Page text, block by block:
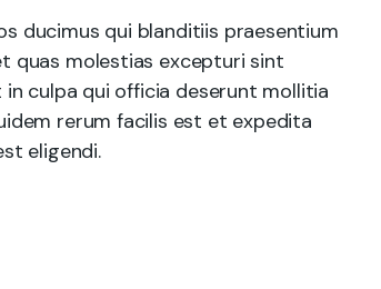
ducimus qui blanditiis praesentium
quas molestias excepturi sint
culpa qui officia deserunt mollitia
rerum facilis est et expedita
eligendi.